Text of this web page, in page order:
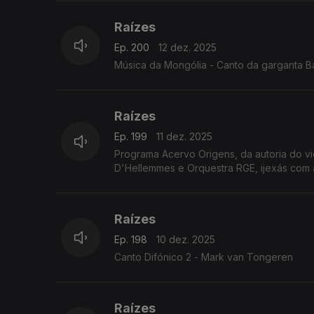
Raízes
Ep. 200
12 dez. 2025
Música da Mongólia - Canto da garganta
Raízes
Ep. 199
11 dez. 2025
Programa Acervo Origens, da autoria do
D'Hellemmes e Orquestra RGE, ijexás com
Raízes
Ep. 198
10 dez. 2025
Canto Difónico 2 - Mark van Tongeren
Raízes